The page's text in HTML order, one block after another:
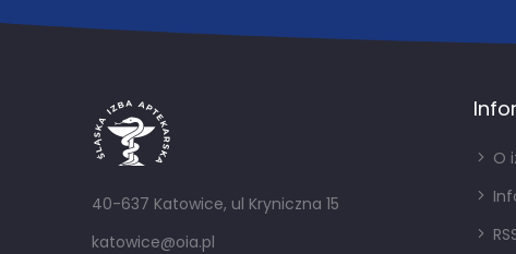
40-637 Katowice, ul Kryniczna 15
katowice@oia.pl
O